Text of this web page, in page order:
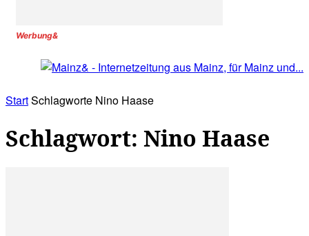
Werbung&
StartSchlagworte Nino Haase
Schlagwort: Nino Haase